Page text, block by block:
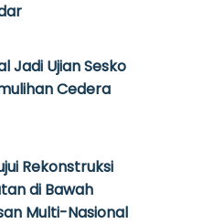
Jadi Ujian Sesko
Cedera
Rekonstruksi
di Bawah
Multi-Nasional